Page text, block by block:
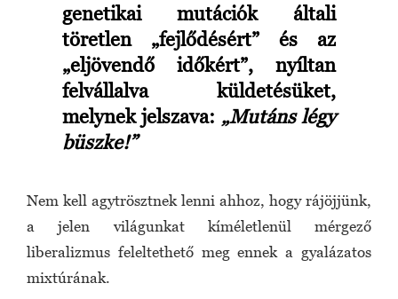
genetikai mutációk általi
töretlen „fejlődésért” és az
„eljövendő időkért”, nyíltan
felvállalva küldetésüket,
melynek jelszava: „Mutáns légy
büszke!”
Nem kell agytrösztnek lenni ahhoz, hogy rájöjjünk,
a jelen világunkat kíméletlenül mérgező
liberalizmus feleltethető meg ennek a gyalázatos
mixtúrának.